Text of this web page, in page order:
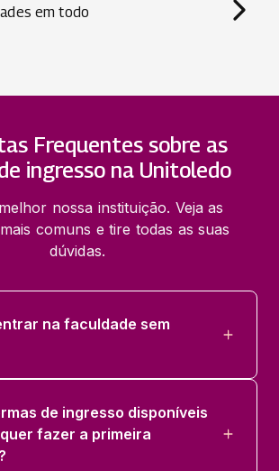
em todo
Frequentes sobre as
ingresso na Unitoledo
nossa instituição. Veja as
comuns e tire todas as suas
dúvidas.
na faculdade sem
de ingresso disponíveis
fazer a primeira